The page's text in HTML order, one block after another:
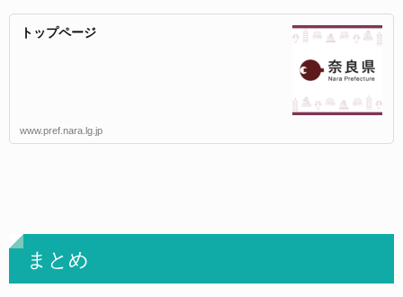
トップページ
www.pref.nara.lg.jp
まとめ